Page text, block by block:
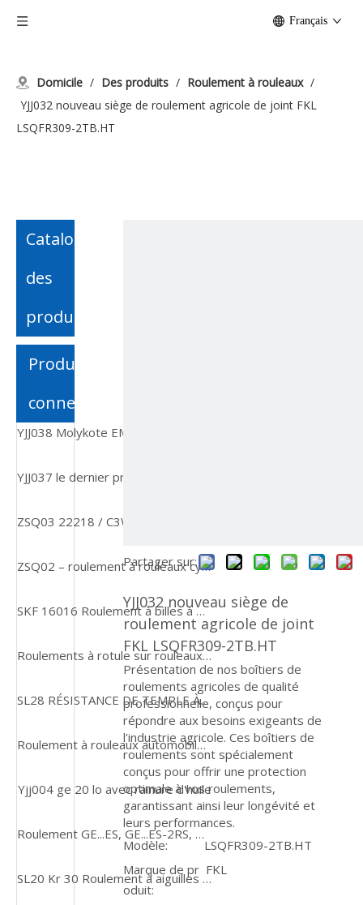
Français
Domicile / Des produits / Roulement à rouleaux /
YJJ032 nouveau siège de roulement agricole de joint FKL
LSQFR309-2TB.HT
Catalogue
des
produits
Produits
connexes
ZSQ02 – roulement à rouleaux cylindriques de haute qualité, offre spéciale, NJ309E
SKF 16016 Roulement à billes à gorge profonde à une rangée
Roulements à rotule sur rouleaux 22213 Deuxième série avec alésage conique
SL28 RÉSISTANCE DE TEMPLE À HAUTE TEMPLE Roulement à rouleaux effilés ultra silencieux
Roulement à rouleaux automobiles à grande vitesse en acier chromé à grande vitesse
Yjj004 ge 20 lo avec rainure d'huile
Roulement GE...ES, GE...ES-2RS, GEZ...ES, GEZ utilisé dans une usine de broyage
SL20 Kr 30 Roulement à aiguilles de la série Krve du suiveur de came du galet de chenille
Partager sur:
YJJ032 nouveau siège de
roulement agricole de joint
FKL LSQFR309-2TB.HT
Présentation de nos boîtiers de
roulements agricoles de qualité
professionnelle, conçus pour
répondre aux besoins exigeants de
l'industrie agricole. Ces boîtiers de
roulements sont spécialement
conçus pour offrir une protection
optimale à vos roulements,
garantissant ainsi leur longévité et
leurs performances.
Modèle:
LSQFR309-2TB.HT
Marque de pr
oduit:
FKL